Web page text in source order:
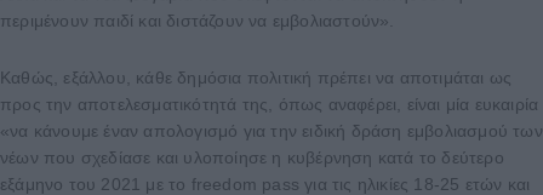
περιμένουν παιδί και διστάζουν να εμβολιαστούν».
Καθώς, εξάλλου, κάθε δημόσια πολιτική πρέπει να αποτιμάται ως
προς την αποτελεσματικότητά της, όπως αναφέρει, είναι μία ευκαιρία
«να κάνουμε έναν απολογισμό για την ειδική δράση εμβολιασμού των
νέων που σχεδίασε και υλοποίησε η κυβέρνηση κατά το δεύτερο
εξάμηνο του 2021 με το freedom pass για τις ηλικίες 18-25 ετών και